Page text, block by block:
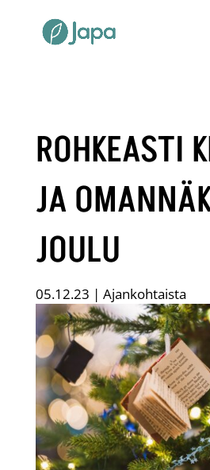
ROHKEASTI
JA
JOULU
05.12.23 | Ajankohtaista